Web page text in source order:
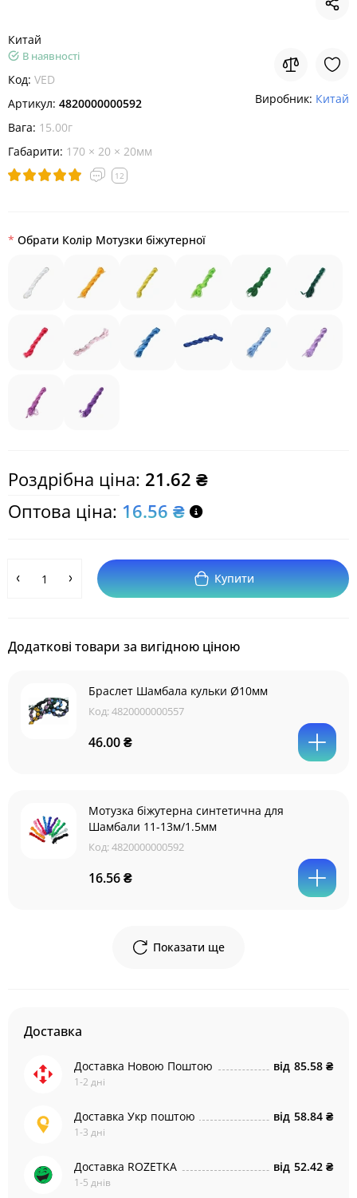
Китай
В наявності
Код: VED
Артикул: 4820000000592
Вага: 15.00г
Габарити: 170 × 20 × 20мм
12
Виробник: Китай
Обрати Колір Мотузки біжутерної
Роздрібна ціна: 21.62 ₴
Оптова ціна: 16.56 ₴
Купити
Додаткові товари за вигідною ціною
Браслет Шамбала кульки Ø10мм
Код:4820000000557
46.00 ₴
Мотузка біжутерна синтетична для
Шамбали 11-13м/1.5мм
Код:4820000000592
16.56 ₴
Показати ще
Доставка
Доставка Новою Поштою
1-2 дні
від 85.58 ₴
Доставка Укр поштою
1-3 дні
від 58.84 ₴
Доставка ROZETKA
1-5 днів
від 52.42 ₴